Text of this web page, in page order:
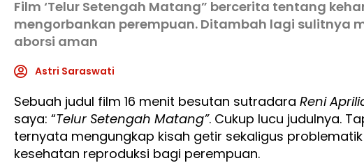
Film ‘Telur Setengah Matang” bercerita tentang
mengorbankan perempuan. Ditambah lagi sulitnya
aborsi aman
Astri Saraswati
Sebuah judul film 16 menit besutan sutradara Reni
saya: “Telur Setengah Matang”. Cukup lucu judulnya.
ternyata mengungkap kisah getir sekaligus
kesehatan reproduksi bagi perempuan.